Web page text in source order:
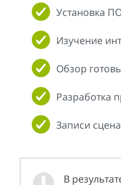
Установка
Изучение
Обзор
Разработка
Записи
В